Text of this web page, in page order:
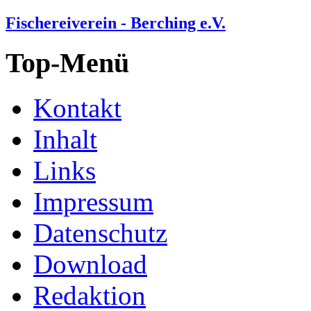
Fischereiverein - Berching e.V.
Top-Menü
Kontakt
Inhalt
Links
Impressum
Datenschutz
Download
Redaktion